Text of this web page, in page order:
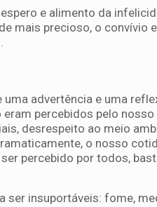
e alimento da
mais precioso, o convívio
advertência e uma
percebidos pelo
desrespeito ao meio
o nosso
percebido por todos,
ser insuportáveis: fome,